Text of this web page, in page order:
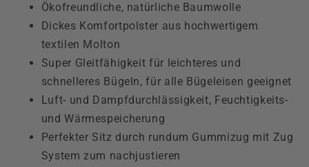
Ökofreundliche, natürliche Baumwolle
Dickes Komfortpolster aus hochwertigem
textilen Molton
Super Gleitfähigkeit für leichteres und
schnelleres Bügeln, für alle Bügeleisen geeignet
Luft- und Dampfdurchlässigkeit, Feuchtigkeits-
und Wärmespeicherung
Perfekter Sitz durch rundum Gummizug mit Zug
System zum nachjustieren